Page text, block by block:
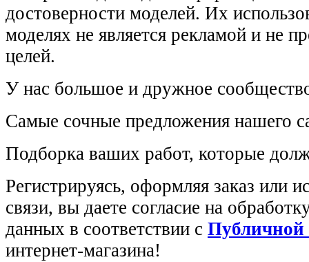
достоверности моделей. Их
моделях не является рекламой и не
целей.
У нас большое и дружное
Самые сочные предложения нашего
Подборка ваших работ, которые
Регистрируясь, оформляя заказ или
связи, вы даете согласие на
данных в соответствии с Публичной
интернет-магазина!